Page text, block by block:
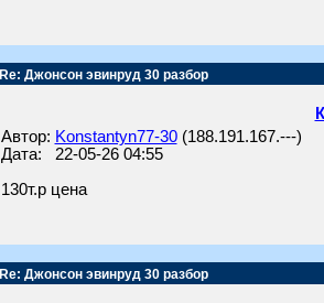
Re: Джонсон эвинруд 30 разбор
Автор: Konstantyn77-30(188.191.167.---)
Дата: 22-05-26 04:55
130т.р цена
Re: Джонсон эвинруд 30 разбор